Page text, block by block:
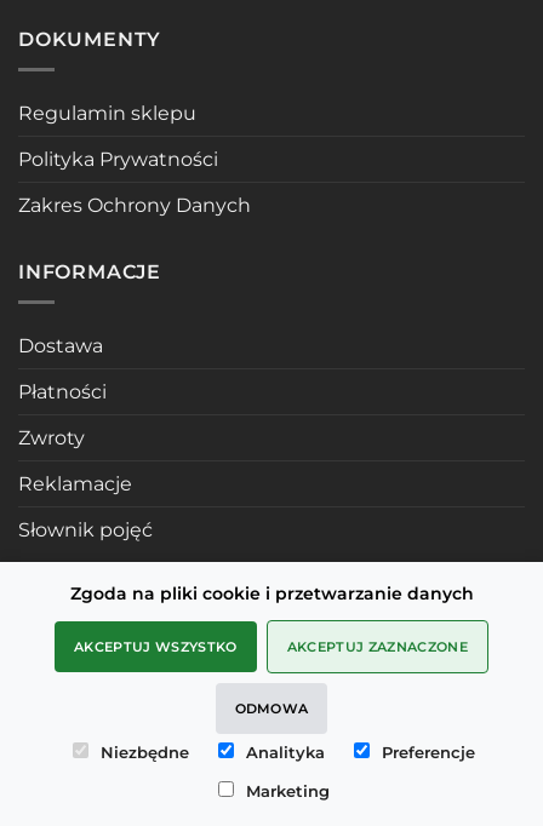
Zgoda na pliki cookie i przetwarzanie danych
AKCEPTUJ WSZYSTKO AKCEPTUJ ZAZNACZONE
ODMOWA
Niezbędne Analityka
Preferencje
Marketing
DOKUMENTY
Regulamin sklepu
Polityka Prywatności
Zakres Ochrony Danych
INFORMACJE
Dostawa
Płatności
Zwroty
Reklamacje
Słownik pojęć
POLECANE STRONY
Profile mosiężne
mDesignStudio